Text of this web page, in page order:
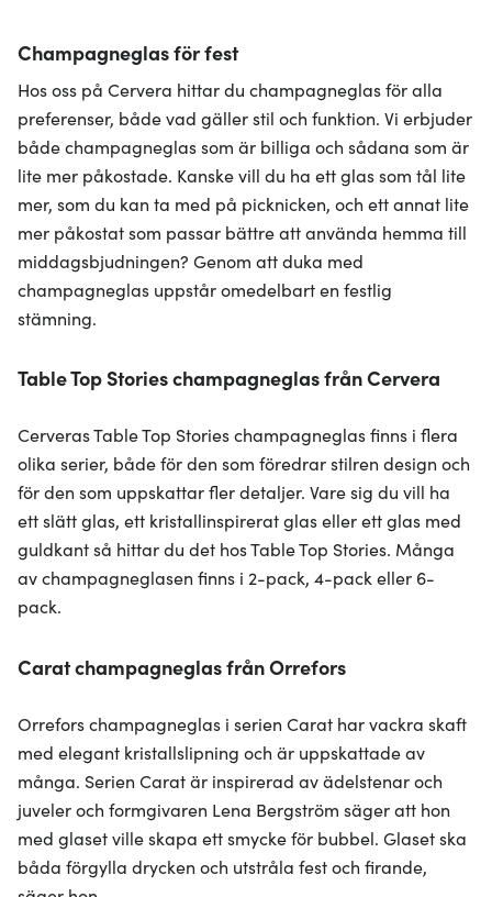
Champagneglas för fest
Hos oss på Cervera hittar du champagneglas för alla
preferenser, både vad gäller stil och funktion. Vi erbjuder
både champagneglas som är billiga och sådana som är
lite mer påkostade. Kanske vill du ha ett glas som tål lite
mer, som du kan ta med på picknicken, och ett annat lite
mer påkostat som passar bättre att använda hemma till
middagsbjudningen? Genom att duka med
champagneglas uppstår omedelbart en festlig
stämning.
Table Top Stories champagneglas från Cervera
Cerveras Table Top Stories champagneglas finns i flera
olika serier, både för den som föredrar stilren design och
för den som uppskattar fler detaljer. Vare sig du vill ha
ett slätt glas, ett kristallinspirerat glas eller ett glas med
guldkant så hittar du det hos Table Top Stories. Många
av champagneglasen finns i 2-pack, 4-pack eller 6-
pack.
Carat champagneglas från Orrefors
Orrefors champagneglas i serien Carat har vackra skaft
med elegant kristallslipning och är uppskattade av
många. Serien Carat är inspirerad av ädelstenar och
juveler och formgivaren Lena Bergström säger att hon
med glaset ville skapa ett smycke för bubbel. Glaset ska
båda förgylla drycken och utstråla fest och firande,